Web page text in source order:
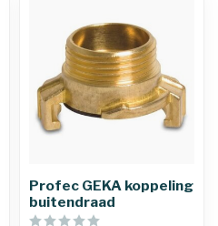
Profec GEKA koppeling
buitendraad
32 mm